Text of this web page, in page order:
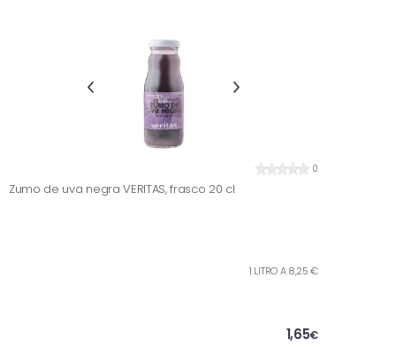
0
Zumo de uva negra VERITAS, frasco 20 cl
1 LITRO A 8,25 €
1,65€